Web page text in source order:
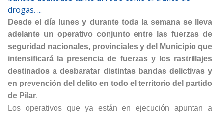
drogas. ...
Desde el día lunes y durante toda la semana se lleva
adelante un operativo conjunto entre las fuerzas de
seguridad nacionales, provinciales y del Municipio que
intensificará la presencia de fuerzas y los rastrillajes
destinados a desbaratar distintas bandas delictivas y
en prevención del delito en todo el territorio del partido
de Pilar.
Los operativos que ya están en ejecución apuntan a